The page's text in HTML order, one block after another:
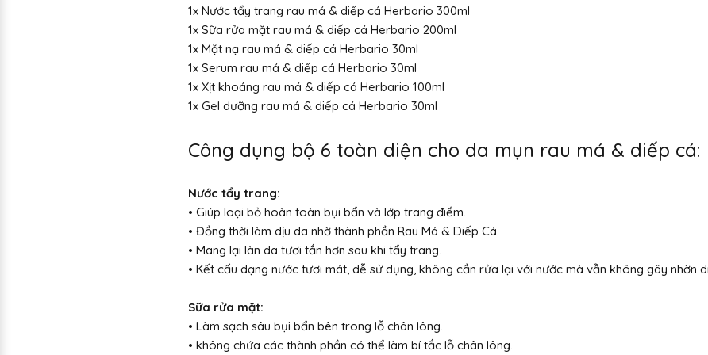
1x Nước tẩy trang rau má & diếp cá Herbario 300ml
1x Sữa rửa mặt rau má & diếp cá Herbario 200ml
1x Mặt nạ rau má & diếp cá Herbario 30ml
1x Serum rau má & diếp cá Herbario 30ml
1x Xịt khoáng rau má & diếp cá Herbario 100ml
1x Gel dưỡng rau má & diếp cá Herbario 30ml
Công dụng bộ 6 toàn diện cho da mụn rau má & diếp cá:
Nước tẩy trang:
• Giúp loại bỏ hoàn toàn bụi bẩn và lớp trang điểm.
• Đồng thời làm dịu da nhờ thành phần Rau Má & Diếp Cá.
• Mang lại làn da tươi tắn hơn sau khi tẩy trang.
• Kết cấu dạng nước tươi mát, dễ sử dụng, không cần rửa lại với nước mà vẫn không gây nhờn
Sữa rửa mặt:
• Làm sạch sâu bụi bẩn bên trong lỗ chân lông.
• không chứa các thành phần có thể làm bí tắc lỗ chân lông.